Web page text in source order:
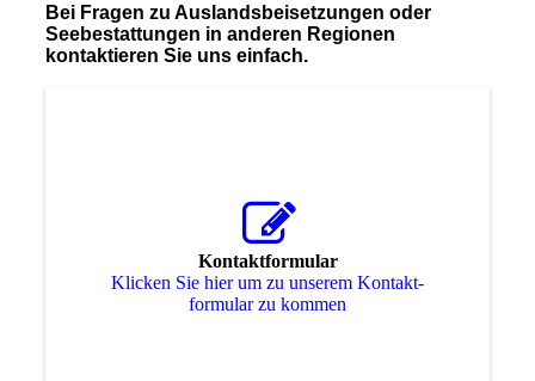
Bei Fragen zu Auslandsbeisetzungen oder
Seebestattungen in anderen Regionen
kontaktieren Sie uns einfach.
Kontaktformular
Klicken Sie hier um zu unserem Kon­takt­
for­mu­lar zu kommen